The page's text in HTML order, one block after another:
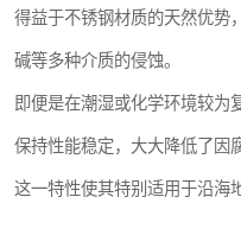
得益于不锈钢材质的天然优势
碱等多种介质的侵蚀。
即便是在潮湿或化学环境较为
保持性能稳定，大大降低了因
这一特性使其特别适用于沿海